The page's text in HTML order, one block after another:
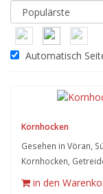
Automatisch
Kornhocken
Gesehen in Vöran,
Kornhocken,
in den